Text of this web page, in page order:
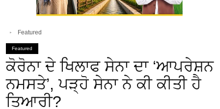
Featured
Featured
ਕੋਰੋਨਾ ਦੇ ਖਿਲਾਫ ਸੇਨਾ ਦਾ ‘ਆਪਰੇਸ਼ਨ
ਨਮਸਤੇ’, ਪੜ੍ਹੋ ਸੇਨਾ ਨੇ ਕੀ ਕੀਤੀ ਹੈ
ਤਿਆਰੀ?